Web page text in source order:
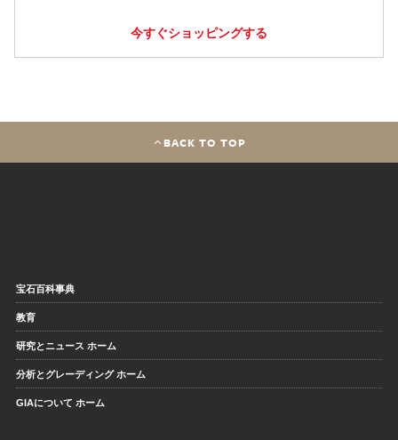
今すぐショッピングする
BACK TO TOP
宝石百科事典
教育
研究とニュース ホーム
分析とグレーディング ホーム
GIAについて ホーム